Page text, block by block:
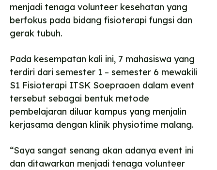
menjadi tenaga volunteer kesehatan yang
berfokus pada bidang fisioterapi fungsi dan
gerak tubuh.
Pada kesempatan kali ini, 7 mahasiswa yang
terdiri dari semester 1 – semester 6 mewakili
S1 Fisioterapi ITSK Soepraoen dalam event
tersebut sebagai bentuk metode
pembelajaran diluar kampus yang menjalin
kerjasama dengan klinik physiotime malang.
“Saya sangat senang akan adanya event ini
dan ditawarkan menjadi tenaga volunteer